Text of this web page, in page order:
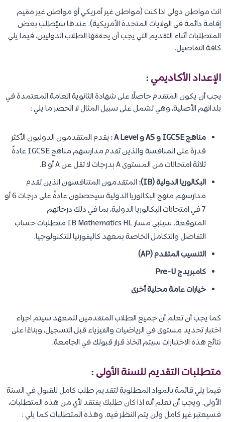
انت مواطن دولي اذا كنت (مواطن غير أمريكي أو مواطن غير مقيم
إقامة دائمة في الولايات المتحدة الأمريكية). عندها سيُطلب بعض
المتطلبات أثناء التقديم التي يجب أن يحققها الطلاب الدوليين، فيما يلي
كافة التفاصيل.
الإعداد الأكاديمي :
يجب أن يكون المتقدم حاصلًا على شهادة الثانوية العامة المعتمدة في
بلدانهم الأصلية، وهي تشمل على سبيل المثال لا الحصر ما يلي :
مناهج IGCSE و AS و A Level :
يقدم المتقدمون الدوليون الأكثر
قدرة على المنافسة والذين تقدم مدارسهم مناهج IGCSE عادةً
ثلاثة امتحانات من المستوى A بدرجات لا تقل عن A أو B.
البكالوريا الدولية (IB):
المتقدمون المتنافسون الذين تقدم
مدارسهم منهج البكالوريا الدولية سيحصلون عادةً على درجات 6 أو
7 في امتحانات البكالوريا الدولية، بما في ذلك درجاتهم
المتوقعة. سيلبي مسار IB Mathematics HL متطلبات حساب
التفاضل والتكامل الخاصة بمعهد كاليفورنيا للتكنولوجيا.
التنسيب المتقدم (AP)
كامبريدج Pre-U
خيارات عامة محلية أخرى
كما يجب أن تعلم أن جميع الطلاب المتقدمين للمعهد سيتم اجراء
اختبار تحديد مستوى في الرياضيات والفيزياء قبل التسجيل، وبناءًا على
نتائج هذه الاختبارات سيتم اتخاذ قرار قبولك في الجامعة.
متطلبات التقديم للسنة الأولى :
فيما يلي قائمة بالمواد المطلوبة لتقديم طلب كامل للقبول في السنة
الأولى. ويجب أن تعلم أنه اذا كان طلبك يفتقد لأي من هذه المتطلبات،
فسيعتبر غير كامل ولن يتم النظر فيه. وهذه المتطلبات كما يلي :